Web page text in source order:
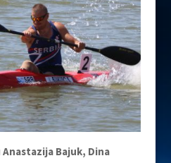
Anastazija Bajuk, Dina